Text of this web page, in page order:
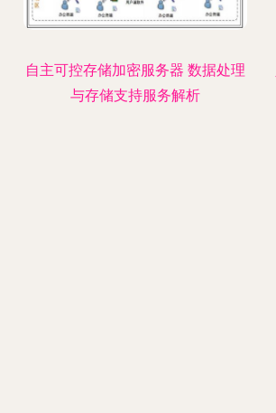
自主可控存储加密服务器 数据处理
与存储支持服务解析